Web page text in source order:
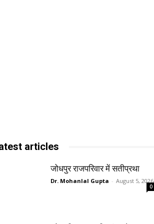
articles
जोधपुर राजपरिवार में सतीप्रथा
Dr. Mohanlal Gupta - August 5, 2026
0